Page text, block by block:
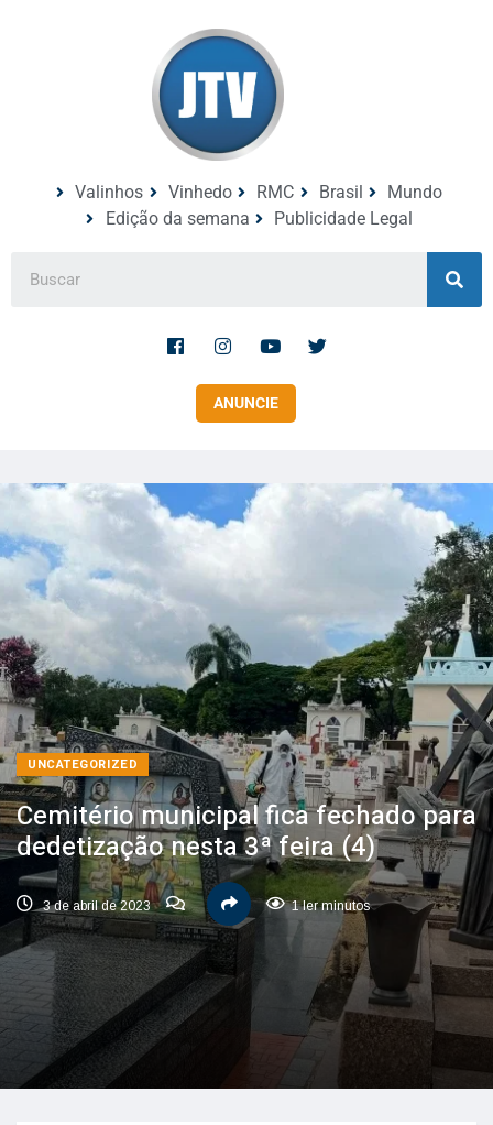
Valinhos Vinhedo RMC Brasil
Mundo
Edição da semana
Publicidade Legal
ANUNCIE
UNCATEGORIZED
Cemitério municipal fica fechado para
dedetização nesta 3ª feira (4)
3 de abril de 2023 1 ler minutos